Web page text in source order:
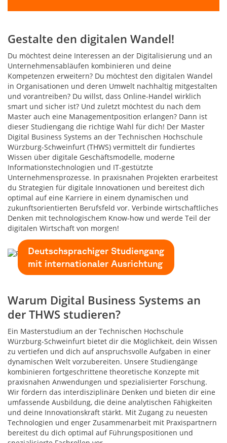
Gestalte den digitalen Wandel!
Du möchtest deine Interessen an der Digitalisierung und an
Unternehmensabläufen kombinieren und deine
Kompetenzen erweitern? Du möchtest den digitalen Wandel
in Organisationen und deren Umwelt nachhaltig mitgestalten
und vorantreiben? Du willst, dass Online-Handel wirklich
smart und sicher ist? Und zuletzt möchtest du nach dem
Master auch eine Managementposition erlangen? Dann ist
dieser Studiengang die richtige Wahl für dich! Der Master
Digital Business Systems an der Technischen Hochschule
Würzburg-Schweinfurt (THWS) vermittelt dir fundiertes
Wissen über digitale Geschäftsmodelle, moderne
Informationstechnologien und IT-gestützte
Unternehmensprozesse. In praxisnahen Projekten erarbeitest
du Strategien für digitale Innovationen und bereitest dich
optimal auf eine Karriere in einem dynamischen und
zukunftsorientierten Berufsfeld vor. Verbinde wirtschaftliches
Denken mit technologischem Know-how und werde Teil der
digitalen Wirtschaft von morgen!
Deutschsprachiger Studiengang
mit internationaler Ausrichtung
Warum Digital Business Systems an
der THWS studieren?
Ein Masterstudium an der Technischen Hochschule
Würzburg-Schweinfurt bietet dir die Möglichkeit, dein Wissen
zu vertiefen und dich auf anspruchsvolle Aufgaben in einer
dynamischen Welt vorzubereiten. Unsere Studiengänge
kombinieren fortgeschrittene theoretische Konzepte mit
praxisnahen Anwendungen und spezialisierter Forschung.
Wir fördern das interdisziplinäre Denken und bieten dir eine
umfassende Ausbildung, die deine analytischen Fähigkeiten
und deine Innovationskraft stärkt. Mit Zugang zu neuesten
Technologien und enger Zusammenarbeit mit Praxispartnern
bereitest du dich optimal auf Führungspositionen und